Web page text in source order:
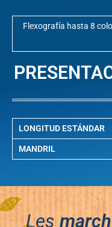
Flexografía hasta 8
LONGITUD ESTÁNDAR
MANDRIL
Les